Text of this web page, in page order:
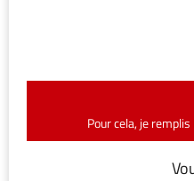
Pour cela, je